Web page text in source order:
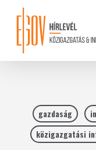
content
gazdaság
közigazgatási